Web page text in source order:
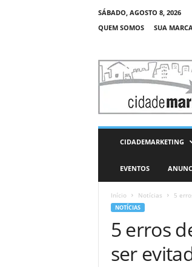
SÁBADO, AGOSTO 8, 2026
QUEM SOMOS
SUA
C
d
CIDADEMARKETING
EVENTOS
Início Notícias 5
NOTÍCIAS
5 erros
ser